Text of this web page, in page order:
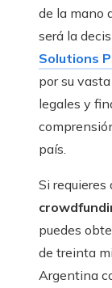
de la mano
será la
Solutions
por su
legales y
país.
Si
puedes
de treinta
Argentina